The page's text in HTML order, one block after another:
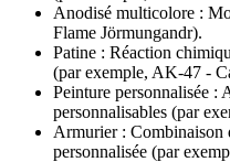
Anodisé multicolore :
Flame Jörmungandr).
Patine : Réaction
(par exemple, AK-47 -
Peinture personnalisée :
personnalisables (par
Armurier : Combinaison
personnalisée (par